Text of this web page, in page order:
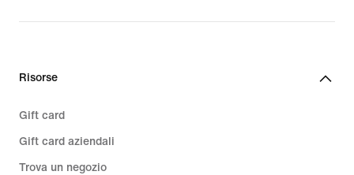
Risorse
Gift card
Gift card aziendali
Trova un negozio